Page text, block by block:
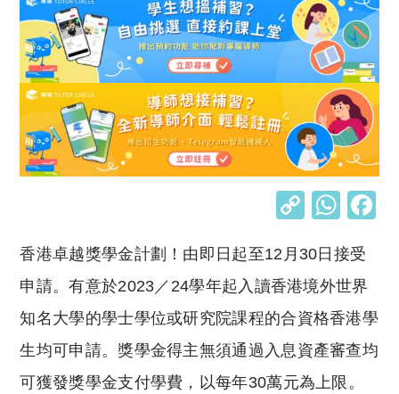
C
p
y
Li
n
k
W
at
s
A
p
香港卓越獎學金計劃！由即日起至12月30日接受
申請。有意於2023／24學年起入讀香港境外世界
知名大學的學士學位或研究院課程的合資格香港學
生均可申請。獎學金得主無須通過入息資產審查均
可獲發獎學金支付學費，以每年30萬元為上限。